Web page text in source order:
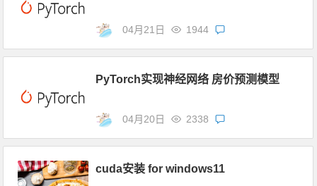
04月21日 1944
PyTorch实现神经网络 房价预测模型
04月20日 2338
cuda安装 for windows11